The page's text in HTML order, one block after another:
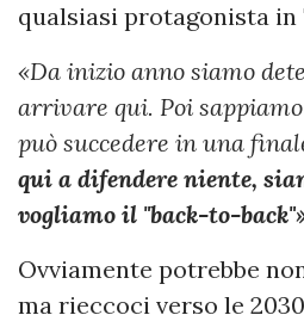
qualsiasi protagonista in
«Da inizio anno siamo
arrivare qui. Poi
può succedere in una
qui a difendere niente,
vogliamo il "back-to-
Ovviamente potrebbe
ma rieccoci verso le